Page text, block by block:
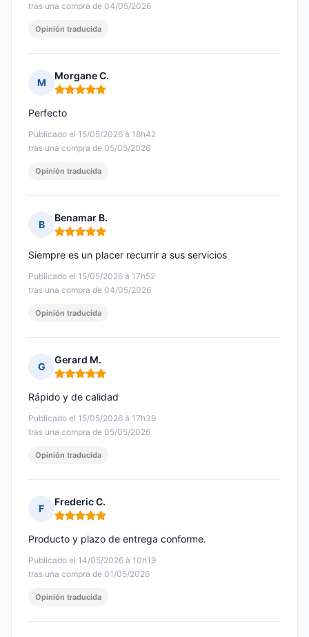
tras una compra de 04/05/2026
Opinión traducida
M
Morgane C.
Nota: 5 de 5
Publicado el 15/05/2026 à 18h42
tras una compra de 05/05/2026
Perfecto
Opinión traducida
B
Benamar B.
Nota: 5 de 5
Publicado el 15/05/2026 à 17h52
tras una compra de 04/05/2026
Siempre es un placer recurrir a sus servicios
Opinión traducida
G
Gerard M.
Nota: 5 de 5
Publicado el 15/05/2026 à 17h39
tras una compra de 05/05/2026
Rápido y de calidad
Opinión traducida
F
Frederic C.
Nota: 5 de 5
Publicado el 14/05/2026 à 10h19
tras una compra de 01/05/2026
Producto y plazo de entrega conforme.
Opinión traducida